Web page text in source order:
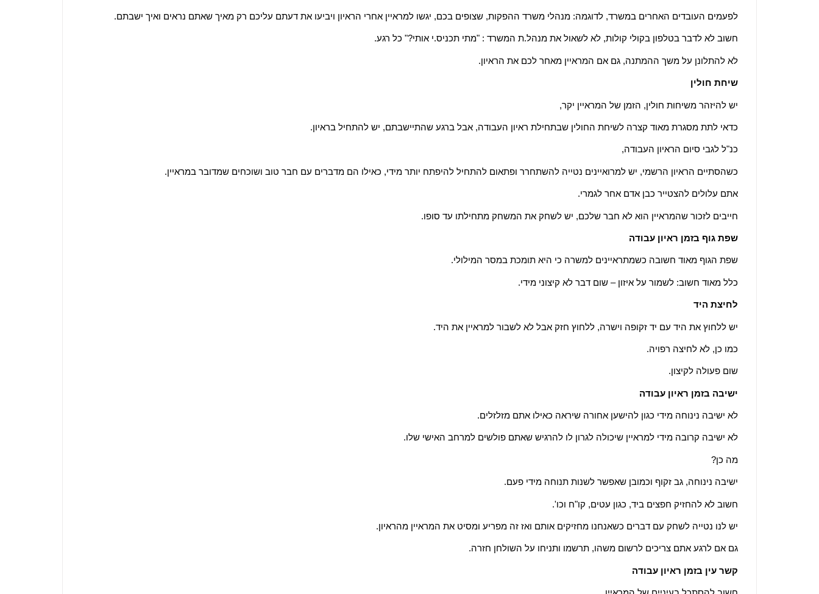
לפעמים העובדים האחרים במשרד, לדוגמה: מנהלי משרד ההפקות, שצופים בכם, יגשו למראיין אחרי הראיון ויביעו את דעתם עליכם רק מאיך שאתם נראים ואיך ישבתם.
חשוב לא לדבר בטלפון בקולי קולות, לא לשאול את מנהל.ת המשרד : "מתי תכניס.י אותי?" כל רגע.
לא להתלונן על משך ההמתנה, גם אם המראיין מאחר לכם את הראיון.
שיחת חולין
יש להיזהר משיחות חולין, הזמן של המראיין יקר,
כדאי לתת מסגרת מאוד קצרה לשיחת החולין שבתחילת ראיון העבודה, אבל ברגע שהתיישבתם, יש להתחיל בראיון.
כנ"ל לגבי סיום הראיון העבודה,
כשהסתיים הראיון הרשמי, יש למרואיינים נטייה להשתחרר ופתאום להתחיל להיפתח יותר מידי, כאילו הם מדברים עם חבר טוב ושוכחים שמדובר במראיין.
אתם עלולים להצטייר כבן אדם אחר לגמרי.
חייבים לזכור שהמראיין הוא לא חבר שלכם, יש לשחק את המשחק מתחילתו עד סופו.
שפת גוף בזמן ראיון עבודה
שפת הגוף מאוד חשובה כשמתראיינים למשרה כי היא תומכת במסר המילולי.
כלל מאוד חשוב: לשמור על איזון – שום דבר לא קיצוני מידי.
לחיצת היד
יש ללחוץ את היד עם יד זקופה וישרה, ללחוץ חזק אבל לא לשבור למראיין את היד.
כמו כן, לא לחיצה רפויה.
שום פעולה לקיצון.
ישיבה בזמן ראיון עבודה
לא ישיבה נינוחה מידי כגון להישען אחורה שיראה כאילו אתם מזלזלים.
לא ישיבה קרובה מידי למראיין שיכולה לגרון לו להרגיש שאתם פולשים למרחב האישי שלו.
מה כן?
ישיבה נינוחה, גב זקוף וכמובן שאפשר לשנות תנוחה מידי פעם.
חשוב לא להחזיק חפצים ביד, כגון עטים, קו"ח וכו'.
יש לנו נטייה לשחק עם דברים כשאנחנו מחזיקים אותם ואז זה מפריע ומסיט את המראיין מהראיון.
גם אם לרגע אתם צריכים לרשום משהו, תרשמו ותניחו על השולחן חזרה.
קשר עין בזמן ראיון עבודה